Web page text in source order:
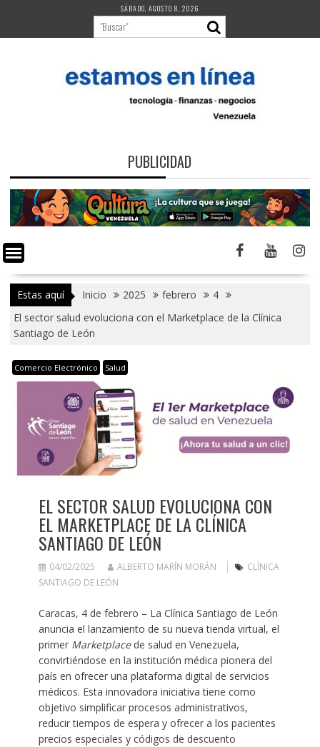
contenido
SÁBADO, AGOSTO 8, 2026
PUBLICIDAD
Estas aquí Inicio 2025 febrero
4
El sector salud evoluciona con el Marketplace de la Clínica
Santiago de León
Comercio Electrónico Salud
EL SECTOR SALUD EVOLUCIONA CON
EL MARKETPLACE DE LA CLÍNICA
SANTIAGO DE LEÓN
04/02/2025 ALBERTO MARÍN MORÁN
CLÍNICA
SANTIAGO DE LEÓN
Caracas, 4 de febrero – La Clínica Santiago de León
anuncia el lanzamiento de su nueva tienda virtual, el
primer Marketplacede salud en Venezuela,
convirtiéndose en la institución médica pionera del
país en ofrecer una plataforma digital de servicios
médicos. Esta innovadora iniciativa tiene como
objetivo simplificar procesos administrativos,
reducir tiempos de espera y ofrecer a los pacientes
precios especiales y códigos de descuento